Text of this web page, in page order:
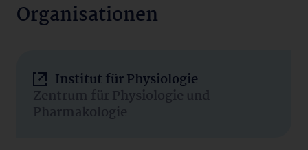
Organisationen
Institut für Physiologie
Zentrum für Physiologie und
Pharmakologie